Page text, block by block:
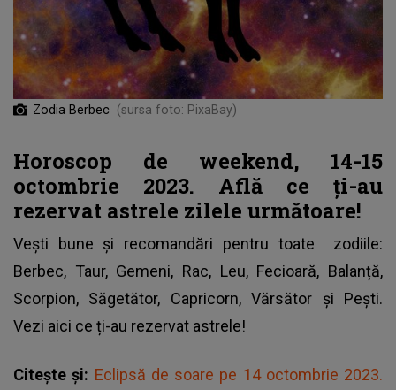
Zodia Berbec (sursa foto: PixaBay)
Horoscop de weekend, 14-15
octombrie 2023. Află ce ți-au
rezervat astrele zilele următoare!
Vești bune și recomandări pentru toate zodiile:
Berbec, Taur, Gemeni, Rac, Leu, Fecioară, Balanță,
Scorpion, Săgetător, Capricorn, Vărsător și Pești.
Vezi aici ce ți-au rezervat astrele!
Citește și: Eclipsă de soare pe 14 octombrie 2023.